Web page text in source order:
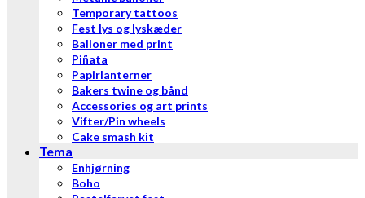
Temporary tattoos
Fest lys og lyskæder
Balloner med print
Piñata
Papirlanterner
Bakers twine og bånd
Accessories og art prints
Vifter/Pin wheels
Cake smash kit
Tema
Enhjørning
Boho